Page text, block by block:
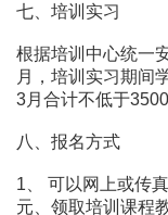
七、培训实习
根据培训中心统一
月，培训实习期间
3月合计不低于3500
八、报名方式
1、 可以网上或传
元、领取培训课程